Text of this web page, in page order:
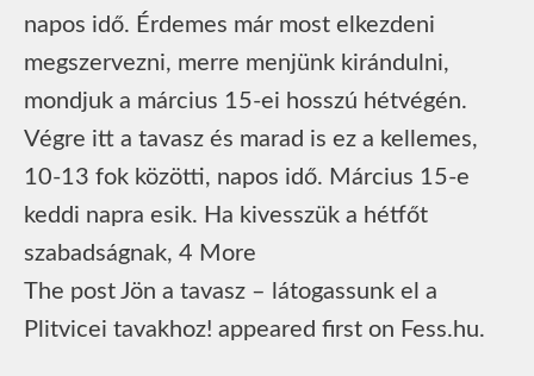
napos idő. Érdemes már most elkezdeni
megszervezni, merre menjünk kirándulni,
mondjuk a március 15-ei hosszú hétvégén.
Végre itt a tavasz és marad is ez a kellemes,
10-13 fok közötti, napos idő. Március 15-e
keddi napra esik. Ha kivesszük a hétfőt
szabadságnak, 4 More
The post Jön a tavasz – látogassunk el a
Plitvicei tavakhoz! appeared first on Fess.hu.